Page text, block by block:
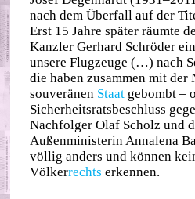
nach dem Überfall auf der
Erst 15 Jahre später räumte
Kanzler Gerhard Schröder
unsere Flugzeuge (…) nach
die haben zusammen mit der
souveränen Staat gebombt –
Sicherheitsratsbeschluss
Nachfolger Olaf Scholz und
Außenministerin Annalena
völlig anders und können
Völkerrechts erkennen.